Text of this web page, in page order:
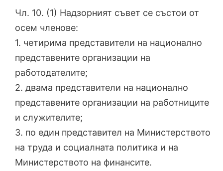
Чл. 10. (1) Надзорният съвет се състои от
осем членове:
1. четирима представители на национално
представените организации на
работодателите;
2. двама представители на национално
представените организации на работниците
и служителите;
3. по един представител на Министерството
на труда и социалната политика и на
Министерството на финансите.